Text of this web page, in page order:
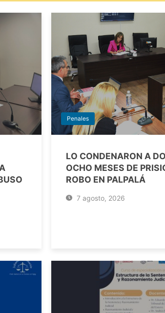
Penales
LO CONDENARON A
OCHO MESES DE
ROBO EN PALPALÁ
7 agosto, 2026